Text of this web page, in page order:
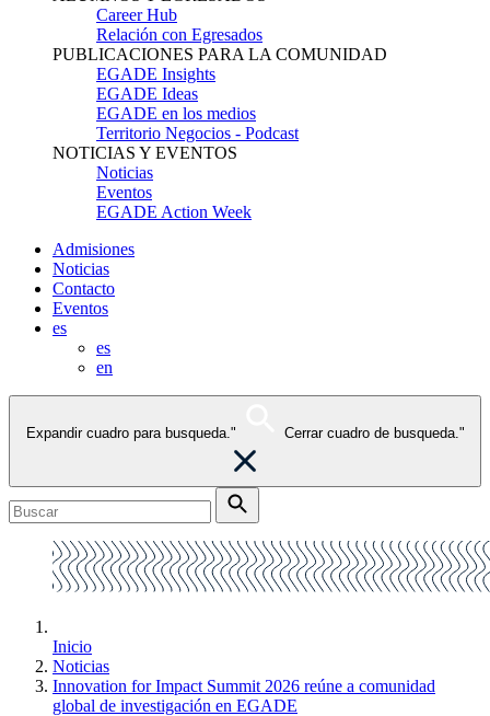
Career Hub
Relación con Egresados
PUBLICACIONES PARA LA COMUNIDAD
EGADE Insights
EGADE Ideas
EGADE en los medios
Territorio Negocios - Podcast
NOTICIAS Y EVENTOS
Noticias
Eventos
EGADE Action Week
Admisiones
Noticias
Contacto
Eventos
es
es
en
Expandir cuadro para busqueda." Cerrar cuadro de busqueda."
Inicio
Noticias
Innovation for Impact Summit 2026 reúne a comunidad
global de investigación en EGADE